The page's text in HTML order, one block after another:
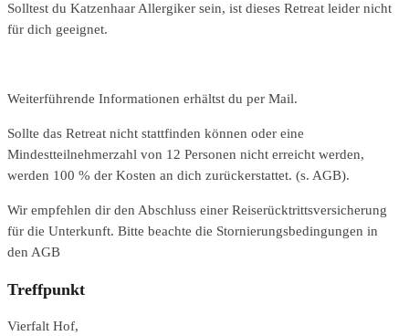
Solltest du Katzenhaar Allergiker sein, ist dieses Retreat leider nicht
für dich geeignet.
Weiterführende Informationen erhältst du per Mail.
Sollte das Retreat nicht stattfinden können oder eine
Mindestteilnehmerzahl von 12 Personen nicht erreicht werden,
werden 100 % der Kosten an dich zurückerstattet. (s. AGB).
Wir empfehlen dir den Abschluss einer Reiserücktrittsversicherung
für die Unterkunft. Bitte beachte die Stornierungsbedingungen in
den AGB
Treffpunkt
Vierfalt Hof,